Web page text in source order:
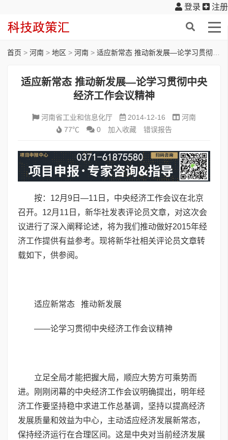
登录 注册
首页 > 河南 > 地区 > 河南 > 适应新常态 推动新发展—论学习贯彻中央经济工作会议精神
适应新常态 推动新发展—论学习贯彻中央
经济工作会议精神
河南省工业和信息化厅 2014-12-16
河南
77℃
0 加入收藏 错误报告
按：12月9日—11日，中央经济工作会议在北京
召开。12月11日，新华社发表评论员文章，对这次会
议进行了深入阐释论述，将为我们推动做好2015年经
济工作提供有益参考。现将新华社相关评论员文章转
载如下，供参阅。
适应新常态 推动新发展
——论学习贯彻中央经济工作会议精神
立足全局才能把握大局，顺应大势方可乘势而
进。刚刚闭幕的中央经济工作会议明确提出，明年经
济工作要坚持稳中求进工作总基调，坚持以提高经济
发展质量和效益为中心，主动适应经济发展新常态，
保持经济运行在合理区间。这是中央对当前经济发展